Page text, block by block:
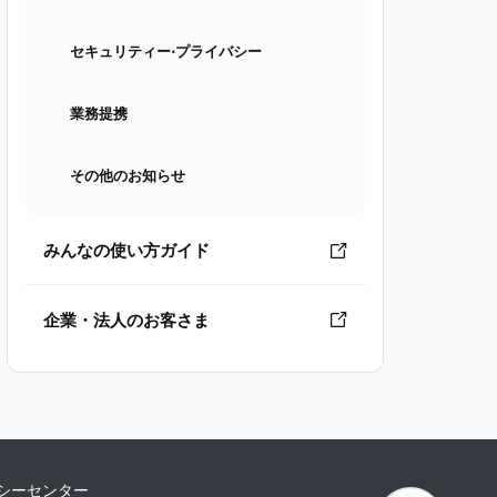
セキュリティー⋅プライバシー
業務提携
その他のお知らせ
みんなの使い方ガイド
企業・法人のお客さま
ーセンター